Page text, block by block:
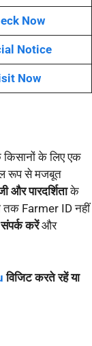
Now
Notice
Now
किसानों के लिए एक
रूप से मजबूत
और पारदर्शिताके
तक Farmer ID नहीं
करेंऔर
विजिट करते रहें या